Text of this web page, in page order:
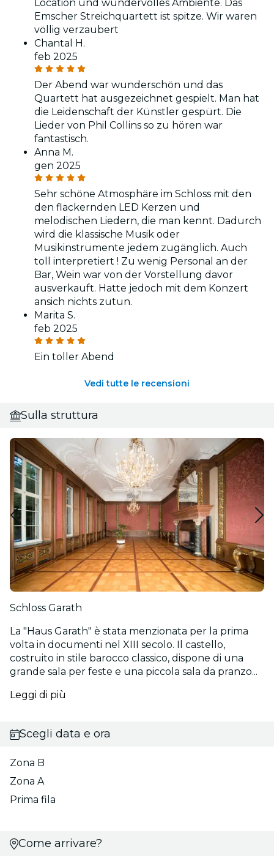
Location und wundervolles Ambiente. Das
Emscher Streichquartett ist spitze. Wir waren
völlig verzaubert
Chantal H.
feb 2025
Der Abend war wunderschön und das
Quartett hat ausgezeichnet gespielt. Man hat
die Leidenschaft der Künstler gespürt. Die
Lieder von Phil Collins so zu hören war
fantastisch.
Anna M.
gen 2025
Sehr schöne Atmosphäre im Schloss mit den
den flackernden LED Kerzen und
melodischen Liedern, die man kennt. Dadurch
wird die klassische Musik oder
Musikinstrumente jedem zugänglich. Auch
toll interpretiert ! Zu wenig Personal an der
Bar, Wein war von der Vorstellung davor
ausverkauft. Hatte jedoch mit dem Konzert
ansich nichts zutun.
Marita S.
feb 2025
Ein toller Abend
Vedi tutte le recensioni
Sulla struttura
Schloss Garath
La "Haus Garath" è stata menzionata per la prima
volta in documenti nel XIII secolo. Il castello,
costruito in stile barocco classico, dispone di una
grande sala per feste e una piccola sala da pranzo...
Leggi di più
Scegli data e ora
Zona B
Zona A
Prima fila
Come arrivare?